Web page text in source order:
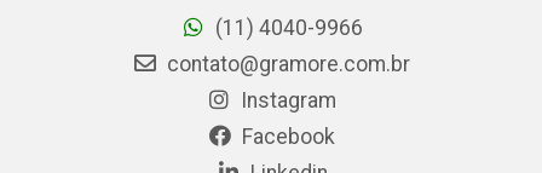
(11) 4040-9966
contato@gramore.com.br
Instagram
Facebook